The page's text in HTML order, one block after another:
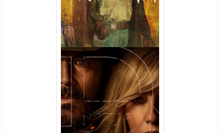
Rancho Dutton 1ª
Temporada Torrent (2026)
WEB-DL 1080p Dual Áudio